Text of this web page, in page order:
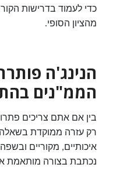
כדי לעמוד בדרישות
מהציון הסופי.
הנינג'ה
הממ"נים
בין אם אתם צריכים
רק עזרה ממוקדת בשאלה
איכותיים, מקוריים
נכתבת בצורה מותאמת